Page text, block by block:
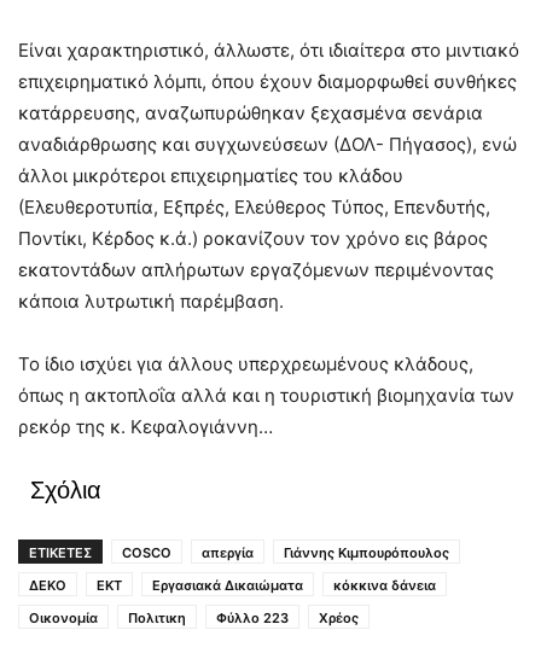
Είναι χαρακτηριστικό, άλλωστε, ότι ιδιαίτερα στο μιντιακό
επιχειρηματικό λόμπι, όπου έχουν διαμορφωθεί συνθήκες
κατάρρευσης, αναζωπυρώθηκαν ξεχασμένα σενάρια
αναδιάρθρωσης και συγχωνεύσεων (ΔΟΛ- Πήγασος), ενώ
άλλοι μικρότεροι επιχειρηματίες του κλάδου
(Ελευθεροτυπία, Εξπρές, Ελεύθερος Τύπος, Επενδυτής,
Ποντίκι, Κέρδος κ.ά.) ροκανίζουν τον χρόνο εις βάρος
εκατοντάδων απλήρωτων εργαζόμενων περιμένοντας
κάποια λυτρωτική παρέμβαση.
Το ίδιο ισχύει για άλλους υπερχρεωμένους κλάδους,
όπως η ακτοπλοΐα αλλά και η τουριστική βιομηχανία των
ρεκόρ της κ. Κεφαλογιάννη…
Σχόλια
ΕΤΙΚΕΤΕΣ COSCO απεργία
Γιάννης Κιμπουρόπουλος
ΔΕΚΟ
ΕΚΤ Εργασιακά Δικαιώματα
κόκκινα δάνεια
Οικονομία
Πολιτικη Φύλλο 223 Χρέος